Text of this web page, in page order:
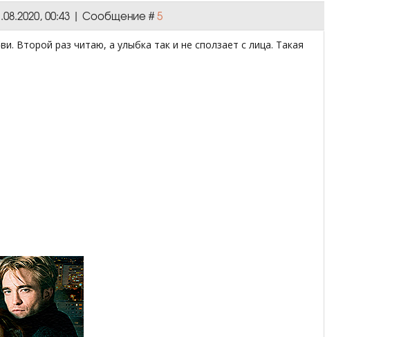
00:43 | Сообщение #5
Второй раз читаю, а улыбка так и не сползает с лица. Такая